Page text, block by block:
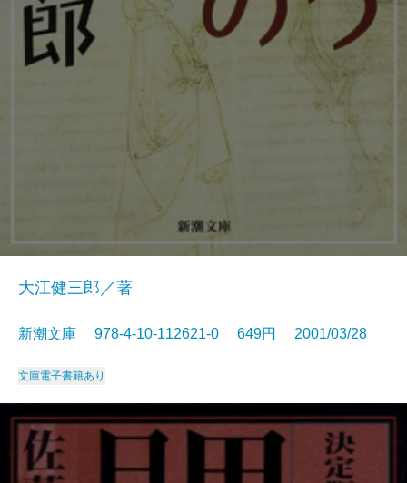
大江健三郎／著
新潮文庫 978-4-10-112621-0 649円 2001/03/28
文庫電子書籍あり